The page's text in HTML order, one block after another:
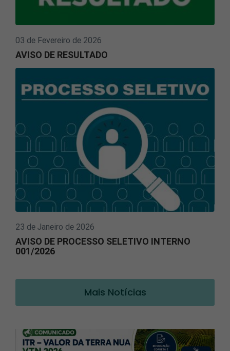
03 de Fevereiro de 2026
AVISO DE RESULTADO
23 de Janeiro de 2026
AVISO DE PROCESSO SELETIVO INTERNO
001/2026
Mais Notícias